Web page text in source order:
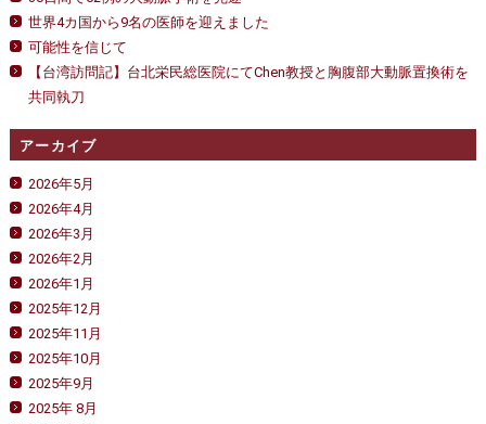
私どもの特色
手術概要
医師募集情報
トピックス一覧
世界4カ国から9名の医師を迎えました
可能性を信じて
【台湾訪問記】台北栄民総医院にてChen教授と胸腹部大動脈置換術を
共同執刀
アーカイブ
2026年5月
2026年4月
2026年3月
2026年2月
2026年1月
2025年12月
2025年11月
2025年10月
2025年9月
2025年 8月